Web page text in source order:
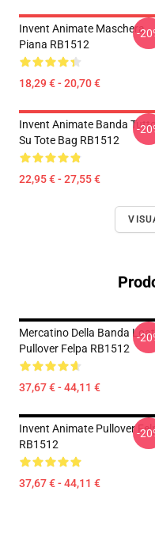
Invent Animate Maschera
Piana RB1512
18,29 € - 20,70 €
-
Invent Animate Banda
Su Tote Bag RB1512
22,95 € - 27,55 €
-
Mercatino Della Banda
Pullover Felpa RB1512
37,67 € - 44,11 €
-
Invent Animate Pullover
RB1512
37,67 € - 44,11 €
-